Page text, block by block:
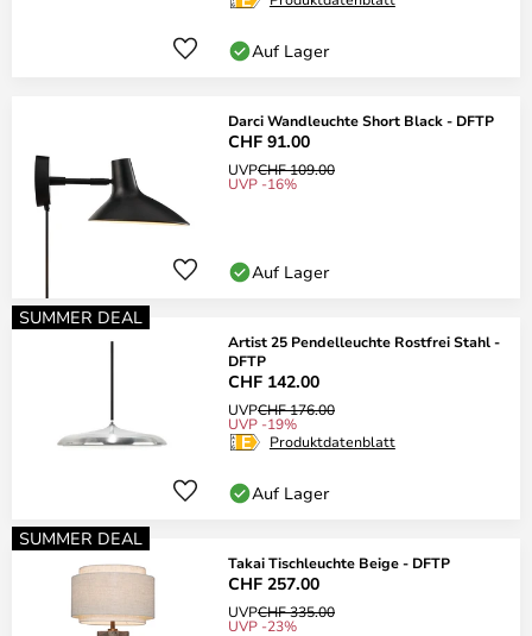
Auf Lager
Darci Wandleuchte Short Black - DFTP
CHF 91.00
UVPCHF 109.00
UVP -16%
Auf Lager
SUMMER DEAL
Artist 25 Pendelleuchte Rostfrei Stahl -
DFTP
CHF 142.00
UVPCHF 176.00
UVP -19%
Produktdatenblatt
Auf Lager
SUMMER DEAL
Takai Tischleuchte Beige - DFTP
CHF 257.00
UVPCHF 335.00
UVP -23%